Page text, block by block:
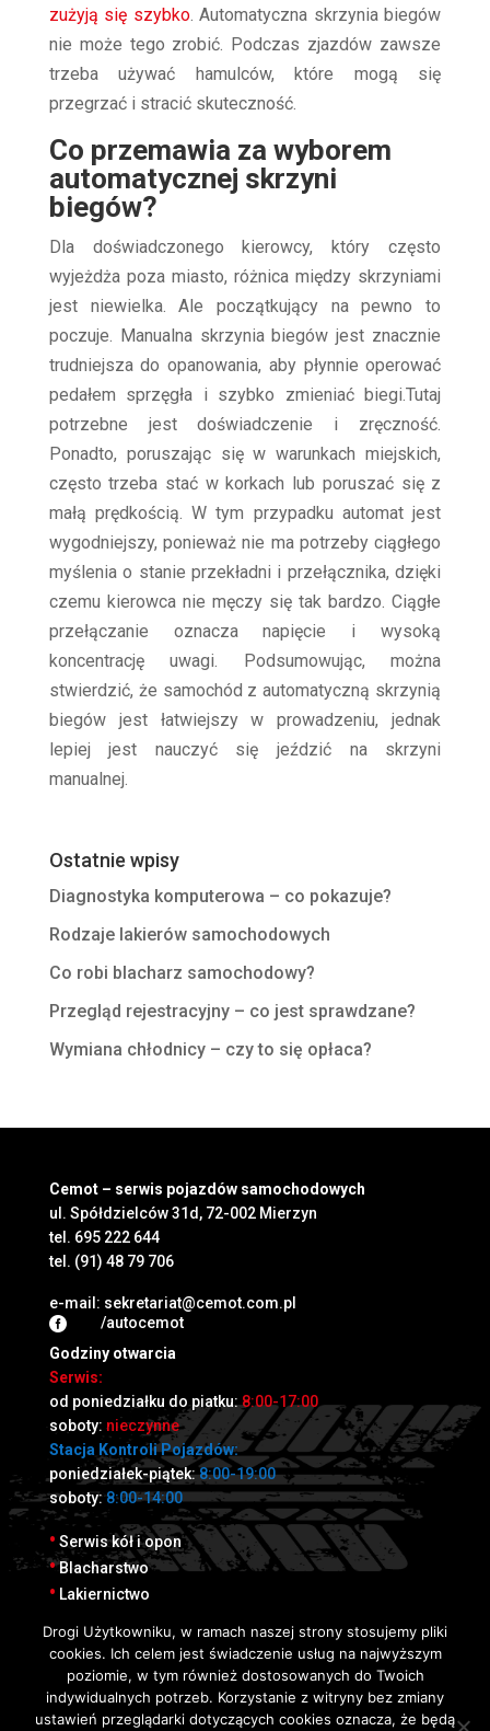
zużyją się szybko. Automatyczna skrzynia biegów
nie może tego zrobić. Podczas zjazdów zawsze
trzeba używać hamulców, które mogą się
przegrzać i stracić skuteczność.
Co przemawia za wyborem
automatycznej skrzyni
biegów?
Dla doświadczonego kierowcy, który często
wyjeżdża poza miasto, różnica między skrzyniami
jest niewielka. Ale początkujący na pewno to
poczuje. Manualna skrzynia biegów jest znacznie
trudniejsza do opanowania, aby płynnie operować
pedałem sprzęgła i szybko zmieniać biegi.Tutaj
potrzebne jest doświadczenie i zręczność.
Ponadto, poruszając się w warunkach miejskich,
często trzeba stać w korkach lub poruszać się z
małą prędkością. W tym przypadku automat jest
wygodniejszy, ponieważ nie ma potrzeby ciągłego
myślenia o stanie przekładni i przełącznika, dzięki
czemu kierowca nie męczy się tak bardzo. Ciągłe
przełączanie oznacza napięcie i wysoką
koncentrację uwagi. Podsumowując, można
stwierdzić, że samochód z automatyczną skrzynią
biegów jest łatwiejszy w prowadzeniu, jednak
lepiej jest nauczyć się jeździć na skrzyni
manualnej.
Ostatnie wpisy
Diagnostyka komputerowa – co pokazuje?
Rodzaje lakierów samochodowych
Co robi blacharz samochodowy?
Przegląd rejestracyjny – co jest sprawdzane?
Wymiana chłodnicy – czy to się opłaca?
Cemot – serwis pojazdów samochodowych
ul. Spółdzielców 31d, 72-002 Mierzyn
tel. 695 222 644
tel. (91) 48 79 706
e-mail: sekretariat@cemot.com.pl

/autocemot
Godziny otwarcia
Serwis:
od poniedziałku do piatku:8:00-17:00
soboty: nieczynne
Stacja Kontroli Pojazdów:
poniedziałek-piątek:8:00-19:00
soboty:8:00-14:00
• Serwis kół i opon
•Blacharstwo
• Lakiernictwo
•Stacja Kontroli Pojazdów
•Cennik
• Wynajem pomieszczeń
•Kontakt
Drogi Użytkowniku, w ramach naszej strony stosujemy pliki
cookies. Ich celem jest świadczenie usług na najwyższym
poziomie, w tym również dostosowanych do Twoich
indywidualnych potrzeb. Korzystanie z witryny bez zmiany
ustawień przeglądarki dotyczących cookies oznacza, że będą